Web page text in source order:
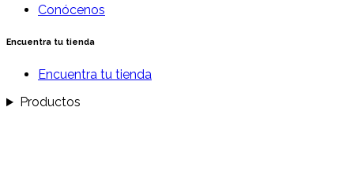
Conócenos
Encuentra tu tienda
Encuentra tu tienda
Productos